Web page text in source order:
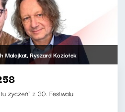
Malajkat, Ryszard Koziołek
zyczeń" z 30. Festwalu